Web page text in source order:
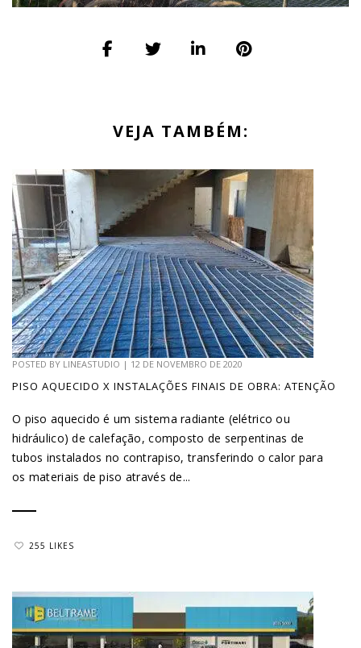
VEJA TAMBÉM:
POSTED BY LINEASTUDIO | 12 DE NOVEMBRO DE 2020
PISO AQUECIDO X INSTALAÇÕES FINAIS DE OBRA: ATENÇÃO
O piso aquecido é um sistema radiante (elétrico ou
hidráulico) de calefação, composto de serpentinas de
tubos instalados no contrapiso, transferindo o calor para
os materiais de piso através de...
255 LIKES